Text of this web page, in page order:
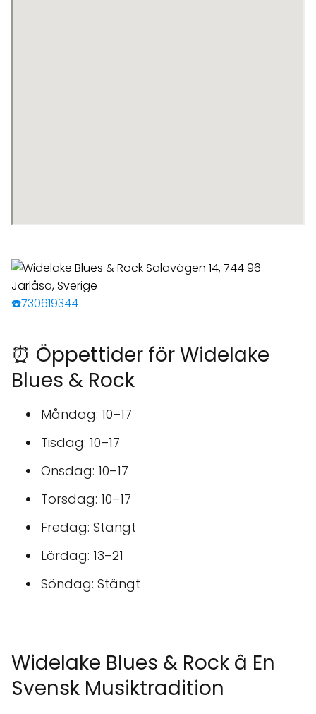
☎️730619344
⏰ Öppettider för Widelake
Blues & Rock
Måndag: 10–17
Tisdag: 10–17
Onsdag: 10–17
Torsdag: 10–17
Fredag: Stängt
Lördag: 13–21
Söndag: Stängt
Widelake Blues & Rock â En
Svensk Musiktradition